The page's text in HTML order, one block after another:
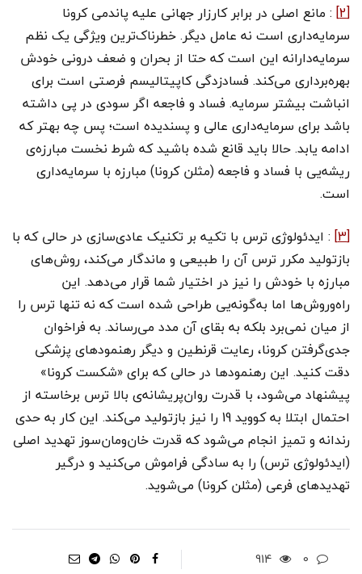
[2]
: مانع اصلی در برابر کارزار جهانی علیه پاندمی کرونا
سرمایه‌داری است نه عامل دیگر. خطرناک‌ترین ویژگی یک نظم
سرمایه‌دارانه این است که حتا از بحران و ضعف درونی خودش
بهره‌برداری می‌کند. فسادزدگی کاپیتالیسم فرصتی است برای
انباشت بیشتر سرمایه. فساد و فاجعه اگر سودی در پی داشته
باشد برای سرمایه‌داری عالی و پسندیده است؛ پس چه بهتر که
ادامه یابد. حالا باید قانع شده باشید که شرط نخست مبارزه‌ی
ریشه‌یی با فساد و فاجعه (مثلن کرونا) مبارزه با سرمایه‌داری
است.
[3]
: ایدئولوژی ترس با تکیه بر تکنیک عادی‌سازی در حالی که با
بازتولید مکرر ترس آن را طبیعی و ماندگار می‌کند، روش‌های
مبارزه با خودش را نیز در اختیار شما قرار می‌دهد. این
راه‌وروش‌ها اما به‌گونه‌یی طراحی شده است که نه تنها ترس را
از میان نمی‌برد بلکه به بقای آن مدد می‌رساند. به فراخوان
جدی‌گرفتن کرونا، رعایت قرنطین و دیگر رهنمودهای پزشکی
دقت کنید. این رهنمودها در حالی که برای «شکست کرونا»
پیشنهاد می‌شود، با قدرت روان‌پریشانه‌ی بالا ترس برخاسته از
احتمال ابتلا به کووید 19 را نیز بازتولید می‌کند. این کار به حدی
رندانه و تمیز انجام می‌شود که قدرت خان‌ومان‌سوز تهدید اصلی
(ایدئولوژی ترس) را به سادگی فراموش می‌کنید و درگیر
تهدیدهای فرعی (مثلن کرونا) می‌شوید.
0
914